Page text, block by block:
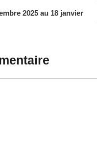
2025 au 18 janvier